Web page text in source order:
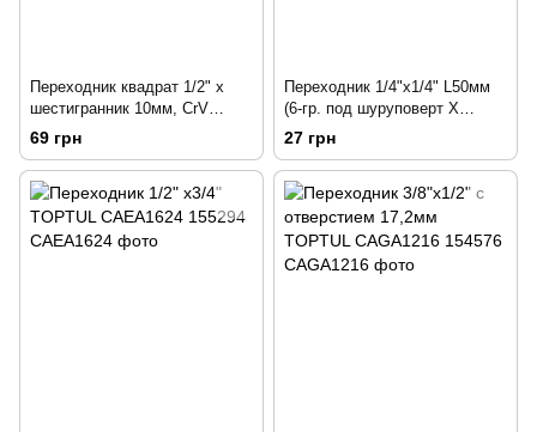
Переходник квадрат 1/2" х
шестигранник 10мм, CrV
INTERTOOL ET-1108 202971
69 грн
Переходник 1/4"х1/4" L50мм
(6-гр. под шуруповерт Х
квадрат) TOPTUL FPKA0808
200196
27 грн